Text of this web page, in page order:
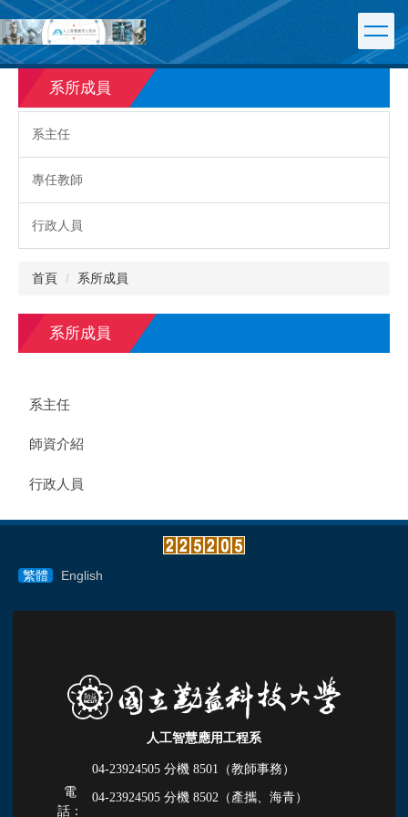
跳
到
主
要
容
系所成員
系主任
專任教師
行政人員
首頁 系所成員
系所成員
系主任
師資介紹
行政人員
繁體 English
人工智慧應用工程系
電
話：
04-23924505 分機 8501（教師事務）
04-23924505 分機 8502（產攜、海青）